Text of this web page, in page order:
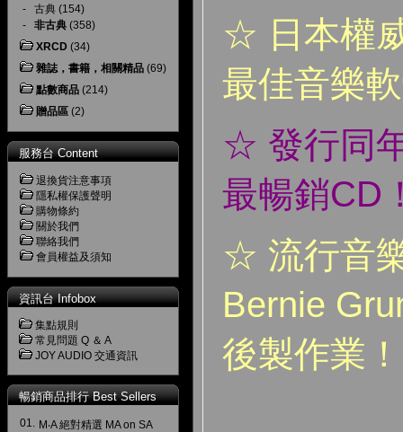
- 古典 (154)
- 非古典 (358)
XRCD (34)
雜誌，書籍，相關精品 (69)
點數商品 (214)
贈品區 (2)
服務台 Content
退換貨注意事項
隱私權保護聲明
購物條約
關於我們
聯絡我們
會員權益及須知
資訊台 Infobox
集點規則
常見問題 Q ＆ A
JOY AUDIO 交通資訊
暢銷商品排行 Best Sellers
01. M‧A 絕對精選 MA on SA
☆ 日本權
最佳音樂
☆ 發行同
最暢銷CD
☆ 流行音
Bernie
後製作業 ！